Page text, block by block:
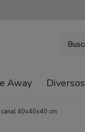
Away Diversos
40x40x40 cm